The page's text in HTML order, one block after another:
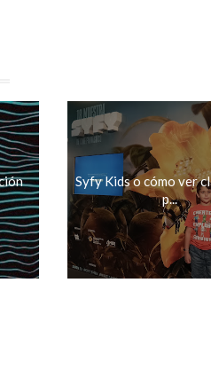
Syfy Kids o cómo ver
p...